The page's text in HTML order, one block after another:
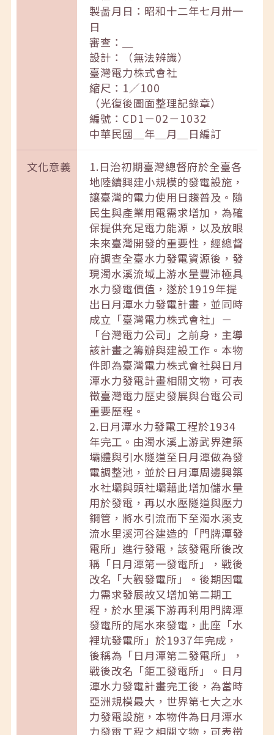
製啚月日：昭和十二年七月卅一
日
審查：＿
設計：（無法辨識）
臺灣電力株式會社
縮尺：1／100
（光復後圖面整理記錄章）
編號：CD1－02－1032
中華民國＿年＿月＿日編訂
文化意義
1.日治初期臺灣總督府於全臺各
地陸續興建小規模的發電設施，
讓臺灣的電力使用日趨普及。隨
民生與產業用電需求增加，為確
保提供充足電力能源，以及放眼
未來臺灣開發的重要性，經總督
府調查全臺水力發電資源後，發
現濁水溪流域上游水量豐沛極具
水力發電價值，遂於1919年提
出日月潭水力發電計畫，並同時
成立「臺灣電力株式會社」－
「台灣電力公司」之前身，主導
該計畫之籌辦與建設工作。本物
件即為臺灣電力株式會社與日月
潭水力發電計畫相關文物，可表
徵臺灣電力歷史發展與台電公司
重要歷程。
2.日月潭水力發電工程於1934
年完工。由濁水溪上游武界建築
壩體與引水隧道至日月潭做為發
電調整池，並於日月潭周邊興築
水社壩與頭社壩藉此增加儲水量
用於發電，再以水壓隧道與壓力
鋼管，將水引流而下至濁水溪支
流水里溪河谷建造的「門牌潭發
電所」進行發電，該發電所後改
稱「日月潭第一發電所」，戰後
改名「大觀發電所」。後期因電
力需求發展故又增加第二期工
程，於水里溪下游再利用門牌潭
發電所的尾水來發電，此座「水
裡坑發電所」於1937年完成，
後稱為「日月潭第二發電所」，
戰後改名「鉅工發電所」。日月
潭水力發電計畫完工後，為當時
亞洲規模最大，世界第七大之水
力發電設施，本物件為日月潭水
力發電工程之相關文物，可表徵